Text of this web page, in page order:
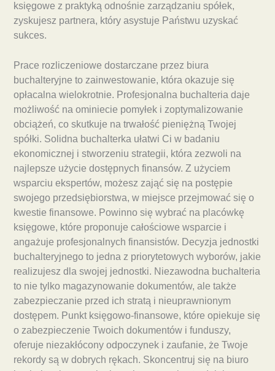
księgowe z praktyką odnośnie zarządzaniu spółek,
zyskujesz partnera, który asystuje Państwu uzyskać
sukces.
Prace rozliczeniowe dostarczane przez biura
buchalteryjne to zainwestowanie, która okazuje się
opłacalna wielokrotnie. Profesjonalna buchalteria daje
możliwość na ominiecie pomyłek i zoptymalizowanie
obciążeń, co skutkuje na trwałość pieniężną Twojej
spółki. Solidna buchalterka ułatwi Ci w badaniu
ekonomicznej i stworzeniu strategii, która zezwoli na
najlepsze użycie dostępnych finansów. Z użyciem
wsparciu ekspertów, możesz zająć się na postępie
swojego przedsiębiorstwa, w miejsce przejmować się o
kwestie finansowe. Powinno się wybrać na placówkę
księgowe, które proponuje całościowe wsparcie i
angażuje profesjonalnych finansistów. Decyzja jednostki
buchalteryjnego to jedna z priorytetowych wyborów, jakie
realizujesz dla swojej jednostki. Niezawodna buchalteria
to nie tylko magazynowanie dokumentów, ale także
zabezpieczanie przed ich stratą i nieuprawnionym
dostępem. Punkt księgowo-finansowe, które opiekuje się
o zabezpieczenie Twoich dokumentów i funduszy,
oferuje niezakłócony odpoczynek i zaufanie, że Twoje
rekordy są w dobrych rękach. Skoncentruj się na biuro